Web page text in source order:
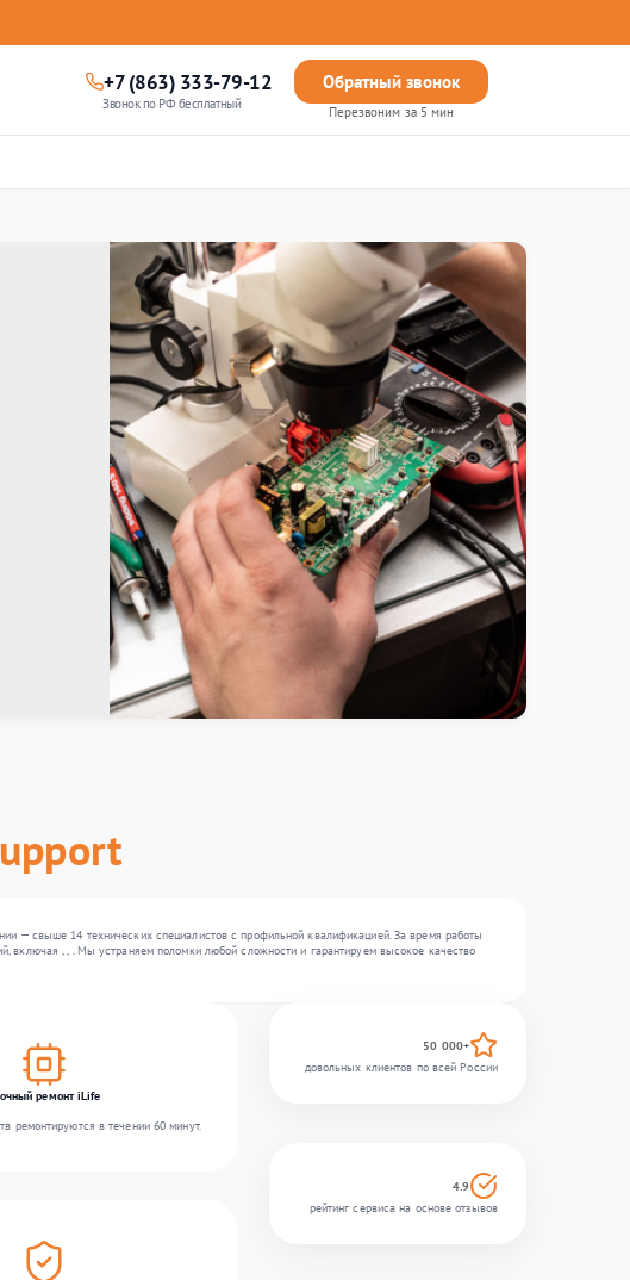
+7 (863) 333-79-12
Звонок по РФ бесплатный
Обратный звонок
Перезвоним за 5 мин
— свыше 14 технических специалистов с профильной квалификацией. За время работы
включая , , . Мы устраняем поломки любой сложности и гарантируем высокое качество
ремонт iLife
ремонтируются в течении 60 минут.
50 000+
довольных клиентов по всей России
4.9
рейтинг сервиса на основе отзывов